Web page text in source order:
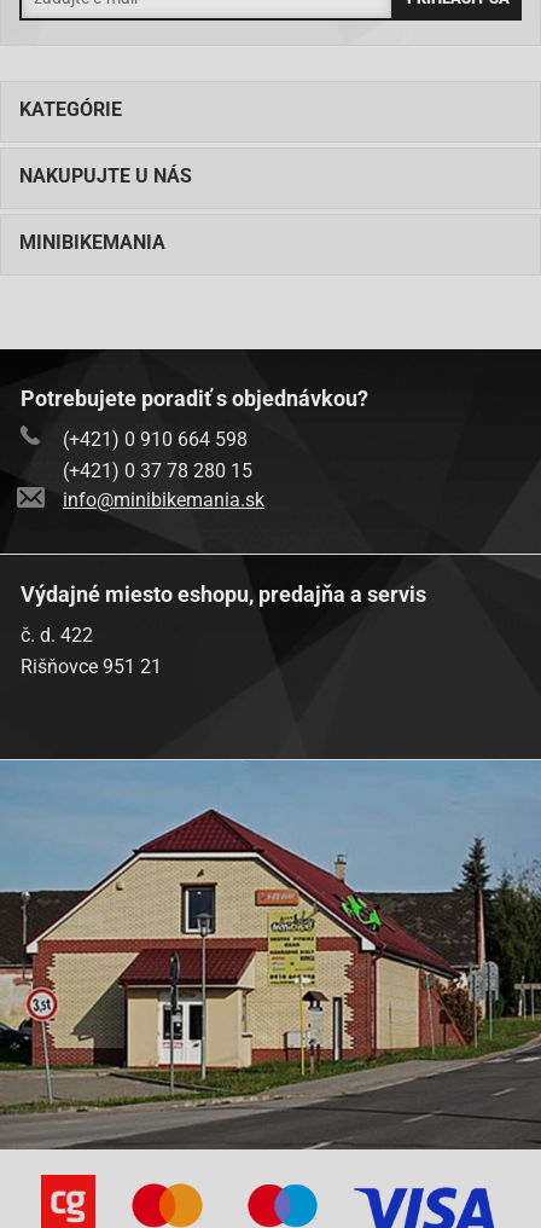
KATEGÓRIE
NAKUPUJTE U NÁS
MINIBIKEMANIA
Potrebujete poradiť s objednávkou?
(+421) 0 910 664 598
(+421) 0 37 78 280 15
info@minibikemania.sk
Výdajné miesto eshopu, predajňa a servis
č. d. 422
Rišňovce 951 21